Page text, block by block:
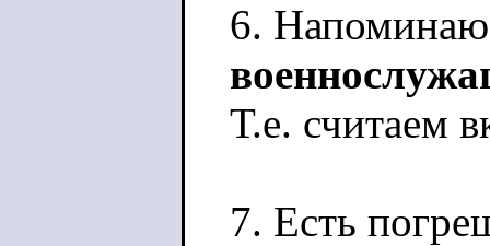
6.
Т.е. считаем
7. Есть